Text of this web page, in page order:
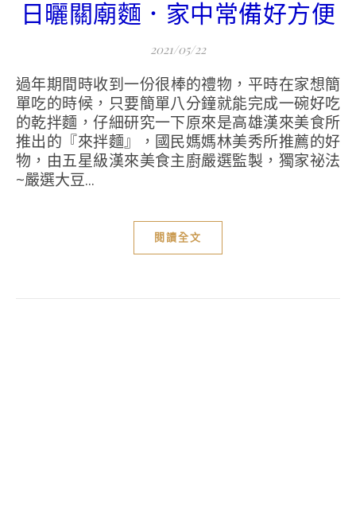
日曬關廟麵．家中常備好方便
2021/05/22
過年期間時收到一份很棒的禮物，平時在家想簡
單吃的時候，只要簡單八分鐘就能完成一碗好吃
的乾拌麵，仔細研究一下原來是高雄漢來美食所
推出的『來拌麵』，國民媽媽林美秀所推薦的好
物，由五星級漢來美食主廚嚴選監製，獨家祕法
~嚴選大豆...
閱讀全文